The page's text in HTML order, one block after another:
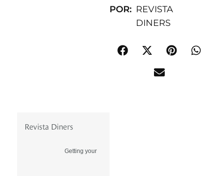
POR: REVISTA
DINERS
Revista Diners
Getting your